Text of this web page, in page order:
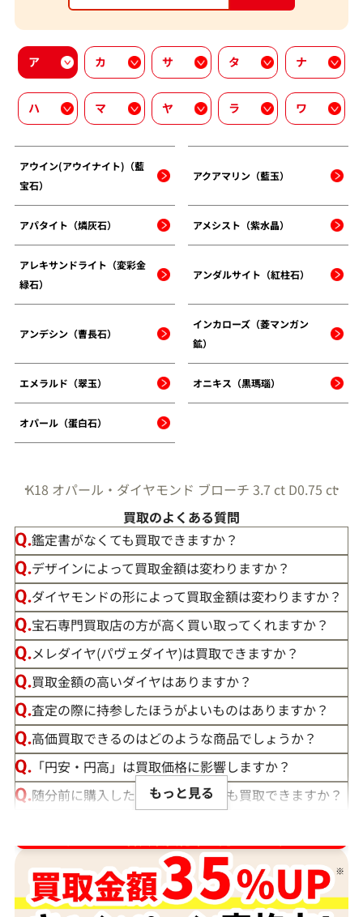
ア カ サ タ ナ
ハ マ ヤ ラ ワ
アウイン(アウイナイト)（藍
宝石）
アクアマリン（藍玉）
アパタイト（燐灰石） アメシスト（紫水晶）
アレキサンドライト（変彩金
緑石）
アンダルサイト（紅柱石）
アンデシン（曹長石）
インカローズ（菱マンガン
鉱）
エメラルド（翠玉） オニキス（黒瑪瑙）
オパール（蛋白石）
K18 オパール・ダイヤモンド ブローチ 3.7 ct D0.75 ct
買取のよくある質問
鑑定書がなくても買取できますか？
デザインによって買取金額は変わりますか？
ダイヤモンドの形によって買取金額は変わりますか？
宝石専門買取店の方が高く買い取ってくれますか？
メレダイヤ(パヴェダイヤ)は買取できますか？
買取金額の高いダイヤはありますか？
査定の際に持参したほうがよいものはありますか？
高価買取できるのはどのような商品でしょうか？
「円安・円高」は買取価格に影響しますか？
随分前に購入したダイヤモンドでも買取できますか？
宝石の大きさは買取価格に影響する？
ダイヤモンドの買取価格には、どんなことが影響しま
すか？
もっと見る